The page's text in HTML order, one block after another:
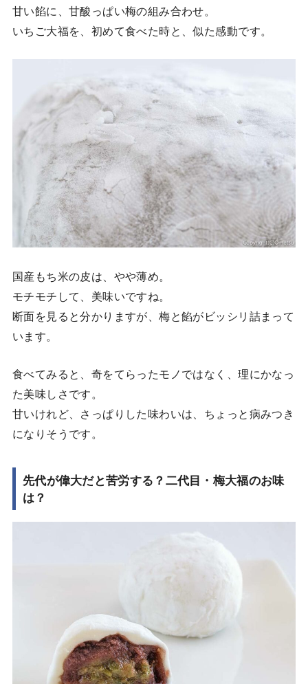
甘い餡に、甘酸っぱい梅の組み合わせ。
いちご大福を、初めて食べた時と、似た感動です。
国産もち米の皮は、やや薄め。
モチモチして、美味いですね。
断面を見ると分かりますが、梅と餡がビッシリ詰まって
います。
食べてみると、奇をてらったモノではなく、理にかなっ
た美味しさです。
甘いけれど、さっぱりした味わいは、ちょっと病みつき
になりそうです。
先代が偉大だと苦労する？二代目・梅大福のお味
は？